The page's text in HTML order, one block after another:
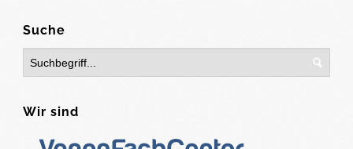
Suche
Wir sind